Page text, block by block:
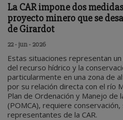
La CAR impone dos
proyecto minero que se
de Girardot
22 - jun - 2026
Estas situaciones representan
del recurso hídrico y la
particularmente en una zona de
por su relación directa con el río
Plan de Ordenación y Manejo de
(POMCA), requiere
representantes de la CAR.